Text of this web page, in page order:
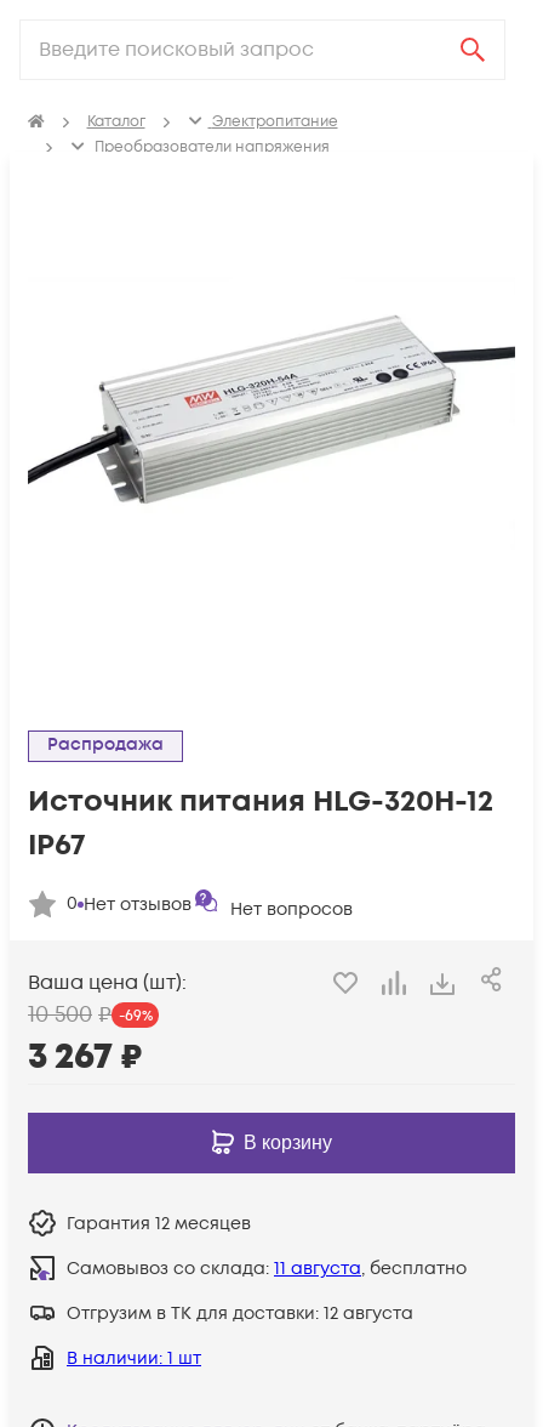
Каталог
Электропитание
Преобразователи напряжения
Распродажа
Источник питания HLG-320H-12
IP67
0 Нет отзывов Нет вопросов
Ваша цена (шт):
10 500 ₽ -69%
3 267₽
В корзину
Гарантия 12 месяцев
Самовывоз со склада: 11 августа, бесплатно
Отгрузим в ТК для доставки: 12 августа
В наличии: 1 шт